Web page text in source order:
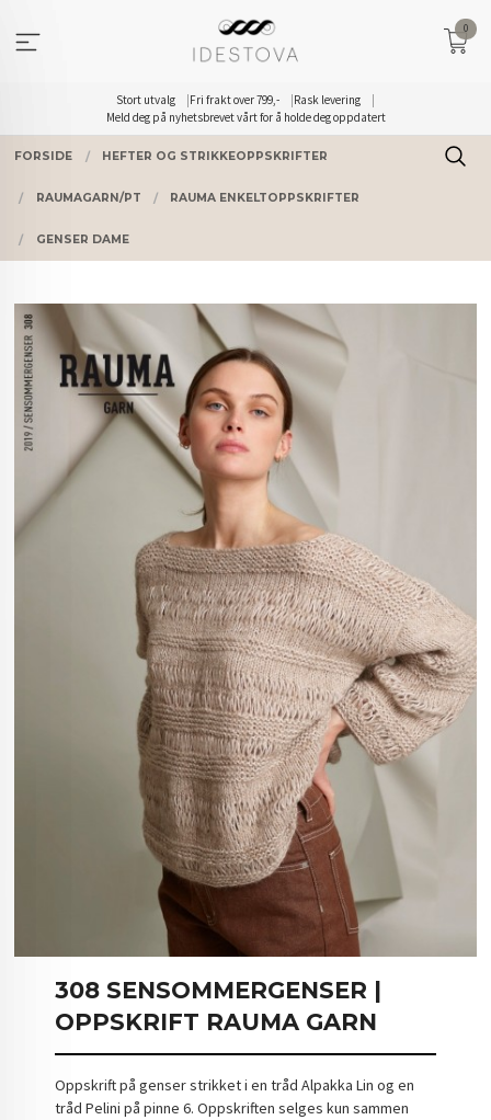
innholdet
Stort utvalg Fri frakt over 799,-
Rask levering
Meld deg på nyhetsbrevet vårt for å holde deg oppdatert
0
FORSIDE HEFTER OG STRIKKEOPPSKRIFTER
RAUMAGARN/PT RAUMA ENKELTOPPSKRIFTER
GENSER DAME
308 SENSOMMERGENSER |
OPPSKRIFT RAUMA GARN
Oppskrift på genser strikket i en tråd Alpakka Lin og en
tråd Pelini på pinne 6. Oppskriften selges kun sammen